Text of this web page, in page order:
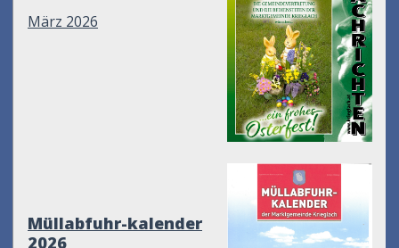
März 2026
Müllabfuhr-kalender
2026